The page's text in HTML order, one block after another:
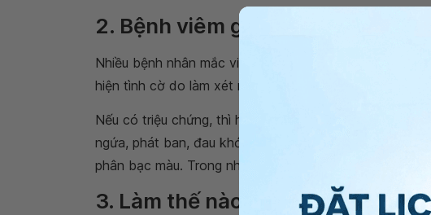
2. Bệnh viêm gan tự miễn có biểu
Nhiều bệnh nhân mắc viêm gan tự miễn mà không có
hiện tình cờ do làm xét nghiệm vì một lý do khác, ví dụ
Nếu có triệu chứng, thì hay gặp nhất là mệt mỏi. Một
ngứa, phát ban, đau khớp, đầy bụng khó chịu, nôn,
phân bạc màu. Trong những trường hợp nặng, bệnh
3. Làm thế nào để chẩn đoán